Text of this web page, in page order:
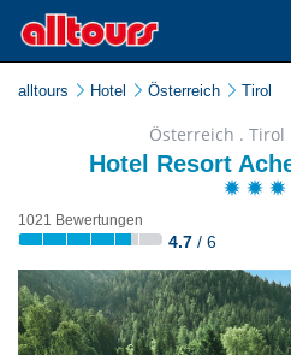
alltours Hotel Österreich Tirol
Österreich . Tirol
Hotel Resort
1021 Bewertungen
4.7 / 6